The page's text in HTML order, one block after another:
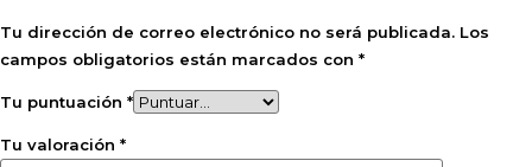
Tu dirección de correo electrónico no será publicada. Los
campos obligatorios están marcados con *
Tu puntuación *
Tu valoración *